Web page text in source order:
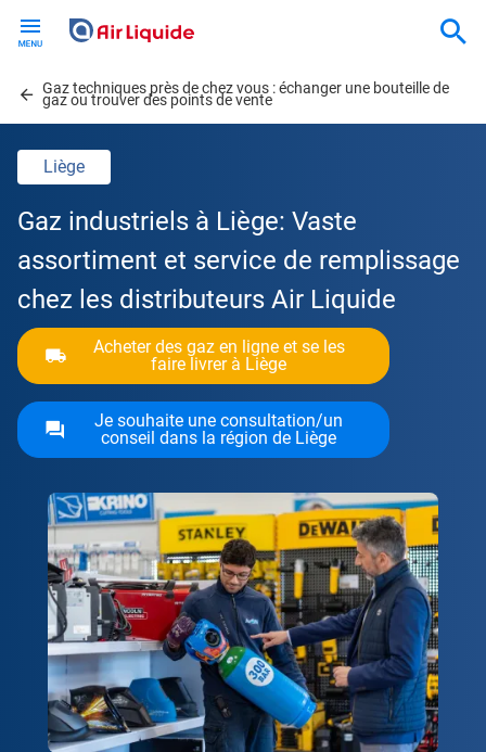
content
Gaz techniques près de chez vous : échanger une bouteille de
gaz ou trouver des points de vente
Liège
Gaz industriels à Liège: Vaste
assortiment et service de remplissage
chez les distributeurs Air Liquide
Acheter des gaz en ligne et se les
faire livrer à Liège
Je souhaite une consultation/un
conseil dans la région de Liège